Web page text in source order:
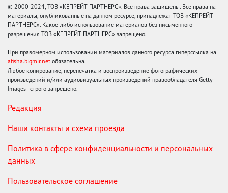
© 2000-2024, ТОВ «КЕПРЕЙТ ПАРТНЕРС». Все права защищены. Все права на
материалы, опубликованные на данном ресурсе, принадлежат ТОВ «КЕПРЕЙТ
ПАРТНЕРС». Какое-либо использование материалов без письменного
разрешения ТОВ «КЕПРЕЙТ ПАРТНЕРС» запрещено.
При правомерном использовании материалов данного ресурса гиперссылка на
afisha.bigmir.net обязательна.
Любое копирование, перепечатка и воспроизведение фотографических
произведений и/или аудиовизуальных произведений правообладателя Getty
Images - строго запрещено.
Редакция
Наши контакты и схема проезда
Политика в сфере конфиденциальности и персональных
данных
Пользовательское соглашение